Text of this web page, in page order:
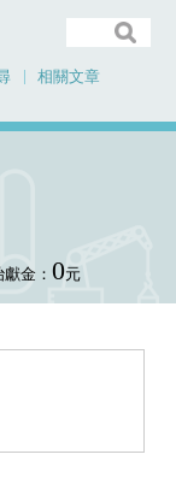
相關文章
金： 0元